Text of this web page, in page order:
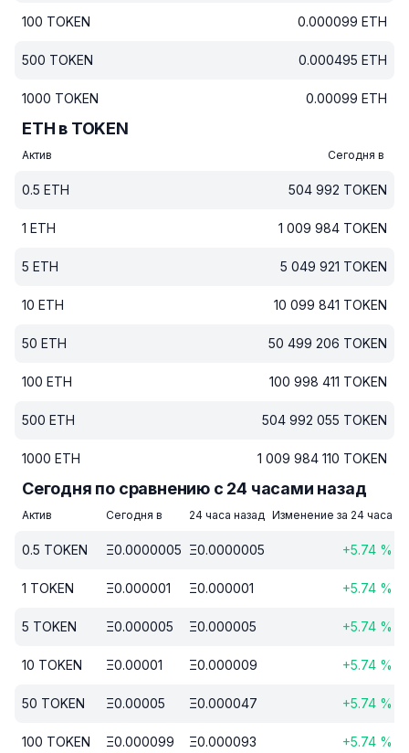
100 TOKEN 0.000099 ETH
500 TOKEN 0.000495 ETH
1000 TOKEN 0.00099 ETH
ETH в TOKEN
Актив Сегодня в
0.5 ETH 504 992 TOKEN
1 ETH 1 009 984 TOKEN
5 ETH 5 049 921 TOKEN
10 ETH 10 099 841 TOKEN
50 ETH 50 499 206 TOKEN
100 ETH 100 998 411 TOKEN
500 ETH 504 992 055 TOKEN
1000 ETH 1 009 984 110 TOKEN
Сегодня по сравнению с 24 часами назад
Актив Сегодня в 24 часа назад Изменение за 24 часа
0.5 TOKEN Ξ0.0000005 Ξ0.0000005 +5.74 %
1 TOKEN Ξ0.000001 Ξ0.000001 +5.74 %
5 TOKEN Ξ0.000005 Ξ0.000005 +5.74 %
10 TOKEN Ξ0.00001 Ξ0.000009 +5.74 %
50 TOKEN Ξ0.00005 Ξ0.000047 +5.74 %
100 TOKEN Ξ0.000099 Ξ0.000093 +5.74 %